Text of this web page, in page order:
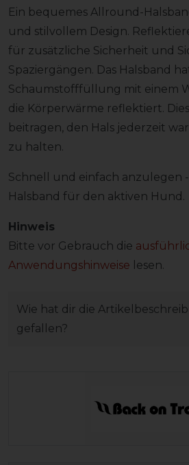
Ein bequemes Allround-
und stilvollem Design.
für zusätzliche Sicherheit und
Spaziergängen. Das Halsband
Schaumstofffüllung mit einem
die Körperwärme reflektiert.
beitragen, den Hals jederzeit
zu halten.
Schnell und einfach anzulegen
Halsband für den aktiven Hund.
Hinweis
Bitte vor Gebrauch die
Anwendungshinweise lesen.
Wie hat dir die
gefallen?